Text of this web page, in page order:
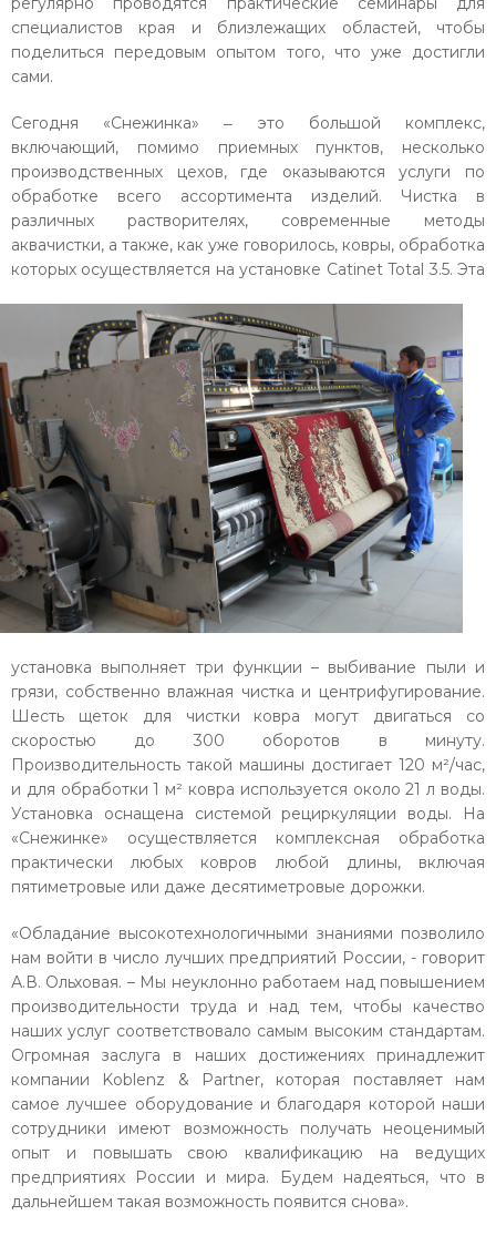
специалистов края и близлежащих областей, чтобы
поделиться передовым опытом того, что уже достигли
сами.
Сегодня «Снежинка» ‒ это большой комплекс,
включающий, помимо приемных пунктов, несколько
производственных цехов, где оказываются услуги по
обработке всего ассортимента изделий. Чистка в
различных растворителях, современные методы
аквачистки, а также, как уже говорилось, ковры, обработка
которых осуществляется на установке Catinet Total 3.5. Эта
установка выполняет три функции – выбивание пыли и
грязи, собственно влажная чистка и центрифугирование.
Шесть щеток для чистки ковра могут двигаться со
скоростью до 300 оборотов в минуту.
Производительность такой машины достигает 120 м²/час,
и для обработки 1 м² ковра используется около 21 л воды.
Установка оснащена системой рециркуляции воды. На
«Снежинке» осуществляется комплексная обработка
практически любых ковров любой длины, включая
пятиметровые или даже десятиметровые дорожки.
«Обладание высокотехнологичными знаниями позволило
нам войти в число лучших предприятий России, - говорит
А.В. Ольховая. – Мы неуклонно работаем над повышением
производительности труда и над тем, чтобы качество
наших услуг соответствовало самым высоким стандартам.
Огромная заслуга в наших достижениях принадлежит
компании Koblenz & Partner, которая поставляет нам
самое лучшее оборудование и благодаря которой наши
сотрудники имеют возможность получать неоценимый
опыт и повышать свою квалификацию на ведущих
предприятиях России и мира. Будем надеяться, что в
дальнейшем такая возможность появится снова».